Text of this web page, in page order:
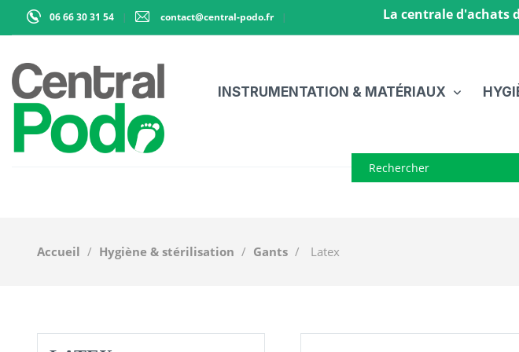
06 66 30 31 54 contact@central-podo.fr La centrale d'achats
INSTRUMENTATION & MATÉRIAUX
Accueil Hygiène & stérilisation Gants Latex